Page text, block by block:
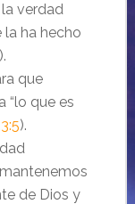
verdad
la ha hecho
).
que
“lo que es
).
de Dios y